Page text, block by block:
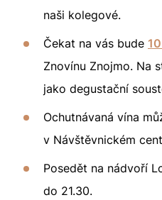
naši kolegové.
Čekat na vás bude
Znovínu Znojmo. Na
jako degustační
Ochutnávaná vína
v Návštěvnickém
Posedět na nádvoří
do 21.30.